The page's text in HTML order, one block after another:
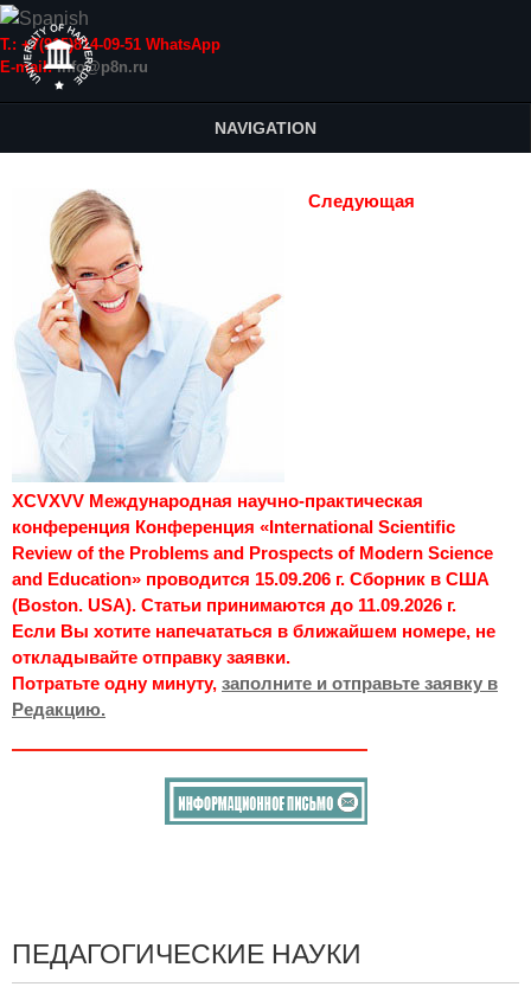
Т.: +7(915)814-09-51 WhatsApp
E-mail:info@p8n.ru
NAVIGATION
Следующая
XCVXVV Международная научно-практическая
конференция Конференция «International Scientific
Review of the Problems and Prospects of Modern Science
and Education» проводится 15.09.206 г. Сборник в США
(Boston. USA). Статьи принимаются до 11.09.2026 г.
Если Вы хотите напечататься в ближайшем номере, не
откладывайте отправку заявки.
Потратьте одну минуту, заполните и отправьте заявку в
Редакцию.
ПЕДАГОГИЧЕСКИЕ НАУКИ